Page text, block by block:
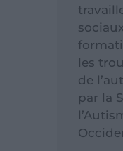
les
de
par la